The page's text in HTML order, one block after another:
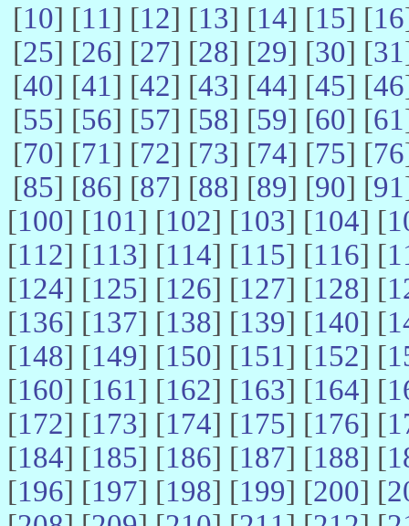
[10] [11] [12] [13] [14] [15] [16
[25] [26] [27] [28] [29] [30] [31
[40] [41] [42] [43] [44] [45] [46
[55] [56] [57] [58] [59] [60] [61
[70] [71] [72] [73] [74] [75] [76
[85] [86] [87] [88] [89] [90] [91
[100] [101] [102] [103] [104] [
[112] [113] [114] [115] [116] [
[124] [125] [126] [127] [128] [
[136] [137] [138] [139] [140] [
[148] [149] [150] [151] [152] [
[160] [161] [162] [163] [164] [
[172] [173] [174] [175] [176] [
[184] [185] [186] [187] [188] [
[196] [197] [198] [199] [200] [